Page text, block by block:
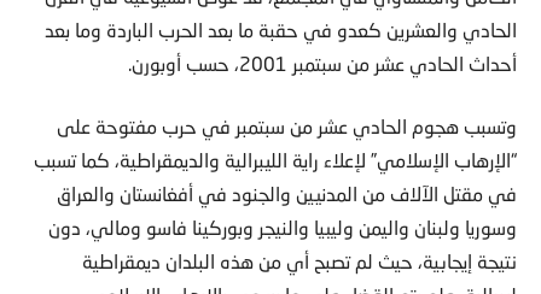
الحادي والعشرين كعدو في حقبة ما بعد الحرب الباردة وما بعد
أحداث الحادي عشر من سبتمبر 2001، حسب أوبورن.
وتسبب هجوم الحادي عشر من سبتمبر في حرب مفتوحة على
“الإرهاب الإسلامي” لإعلاء راية الليبرالية والديمقراطية، كما تسبب
في مقتل الآلاف من المدنيين والجنود في أفغانستان والعراق
وسوريا ولبنان واليمن وليبيا والنيجر وبوركينا فاسو ومالي، دون
نتيجة إيجابية، حيث لم تصبح أي من هذه البلدان ديمقراطية